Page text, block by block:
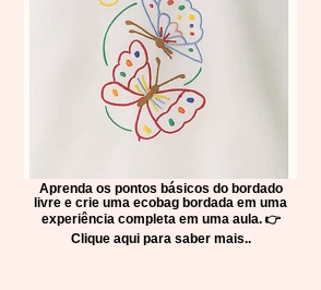
Aprenda os pontos básicos do bordado
livre e crie uma ecobag bordada em uma
experiência completa em uma aula. 👉
Clique aqui para saber mais..